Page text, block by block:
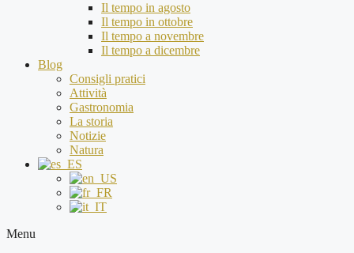
Il tempo in agosto
Il tempo in ottobre
Il tempo a novembre
Il tempo a dicembre
Blog
Consigli pratici
Attività
Gastronomia
La storia
Notizie
Natura
Menu